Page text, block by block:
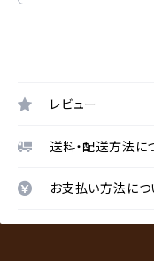
レビュー
送料・配送方法に
お支払い方法につ